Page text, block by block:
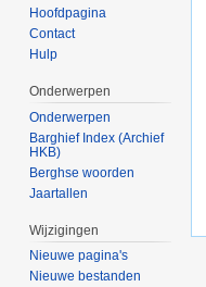
Hoofdpagina
Contact
Hulp
Onderwerpen
Onderwerpen
Barghief Index (Archief
HKB)
Berghse woorden
Jaartallen
Wijzigingen
Nieuwe pagina's
Nieuwe bestanden